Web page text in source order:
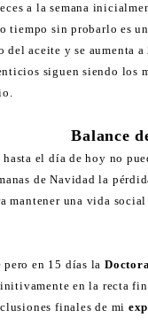
a la semana
tiempo sin probarlo es
del aceite y se aumenta
siguen siendo los
Balance
hasta el día de hoy no
de Navidad la
mantener una vida
en 15 días la
en la recta
finales de mi